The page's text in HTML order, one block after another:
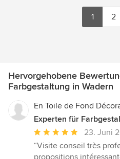
1 2
Hervorgehobene
Farbgestaltung in Wadern
En Toile de Fond
Experten für
Durchschnittliche
Bewertung:
5
23. Juni
“Visite conseil très